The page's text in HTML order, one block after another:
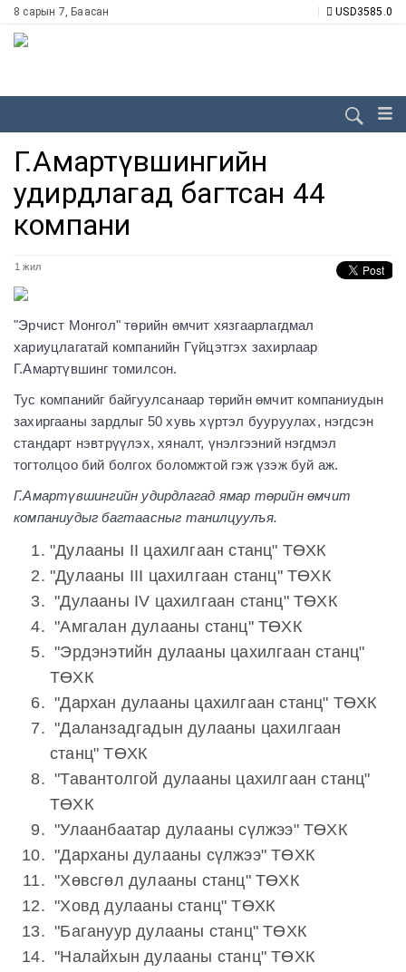
8 сарын 7, Баасан USD3585.0
Г.Амартүвшингийн
удирдлагад багтсан 44
компани
1 жил
"Эрчист Монгол" төрийн өмчит хязгаарлагдмал
хариуцлагатай компанийн Гүйцэтгэх захирлаар
Г.Амартүвшинг томилсон.
Тус компанийг байгуулсанаар төрийн өмчит компаниудын
захиргааны зардлыг 50 хувь хүртэл бууруулах, нэгдсэн
стандарт нэвтрүүлэх, хяналт, үнэлгээний нэгдмэл
тогтолцоо бий болгох боломжтой гэж үзэж буй аж.
Г.Амартүвшингийн удирдлагад ямар төрийн өмчит
компаниудыг багтаасныг танилцуулъя.
"Дулааны II цахилгаан станц" ТӨХК
"Дулааны III цахилгаан станц" ТӨХК
"Дулааны IV цахилгаан станц" ТӨХК
"Амгалан дулааны станц" ТӨХК
"Эрдэнэтийн дулааны цахилгаан станц"
ТӨХК
"Дархан дулааны цахилгаан станц" ТӨХК
"Даланзадгадын дулааны цахилгаан
станц" ТӨХК
"Тавантолгой дулааны цахилгаан станц"
ТӨХК
"Улаанбаатар дулааны сүлжээ" ТӨХК
"Дарханы дулааны сүлжээ" ТӨХК
"Хөвсгөл дулааны станц" ТӨХК
"Ховд дулааны станц" ТӨХК
"Багануур дулааны станц" ТӨХК
"Налайхын дулааны станц" ТӨХК